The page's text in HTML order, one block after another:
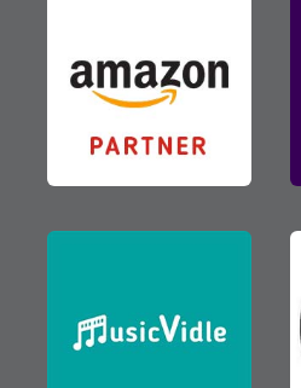
Als Amazon-Partner verdiene ich